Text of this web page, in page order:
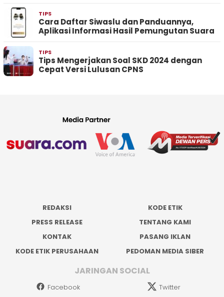
TIPS
Cara Daftar Siwaslu dan Panduannya,
Aplikasi Informasi Hasil Pemungutan Suara
TIPS
Tips Mengerjakan Soal SKD 2024 dengan
Cepat Versi Lulusan CPNS
REDAKSI
KODE ETIK
PRESS RELEASE
TENTANG KAMI
KONTAK
PASANG IKLAN
KODE ETIK PERUSAHAAN
PEDOMAN MEDIA SIBER
JARINGAN SOCIAL
Facebook Twitter